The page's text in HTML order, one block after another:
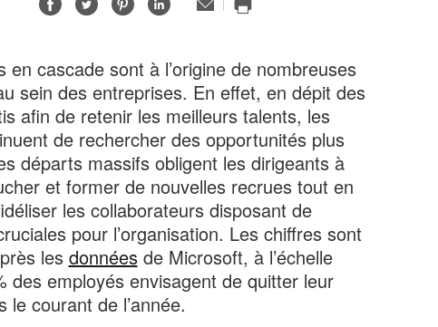
Adresse
page
en cascade sont à l’origine de nombreuses
sein des entreprises. En effet, en dépit des
afin de retenir les meilleurs talents, les
de rechercher des opportunités plus
départs massifs obligent les dirigeants à
et former de nouvelles recrues tout en
les collaborateurs disposant de
pour l’organisation. Les chiffres sont
les donnéesde Microsoft, à l’échelle
des employés envisagent de quitter leur
le courant de l’année.